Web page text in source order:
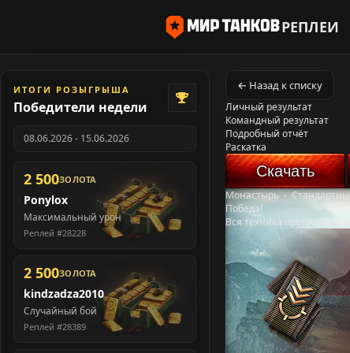
РЕПЛЕИ
ИТОГИ РОЗЫГРЫША
Победители недели
08.06.2026 - 15.06.2026
2 500ЗОЛОТА
Ponylox
Максимальный урон
Реплей #28228
2 500ЗОЛОТА
kindzadza2010
Случайный бой
Реплей #28389
← Назад к списку
Личный результат
Командный результат
Подробный отчёт
Раскатка
Скачать
Монастырь-
Победа!
Вся техника противника